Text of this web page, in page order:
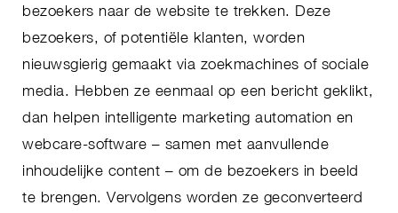
bezoekers naar de website te trekken. Deze
bezoekers, of potentiële klanten, worden
nieuwsgierig gemaakt via zoekmachines of sociale
media. Hebben ze eenmaal op een bericht geklikt,
dan helpen intelligente marketing automation en
webcare-software – samen met aanvullende
inhoudelijke content – om de bezoekers in beeld
te brengen. Vervolgens worden ze geconverteerd